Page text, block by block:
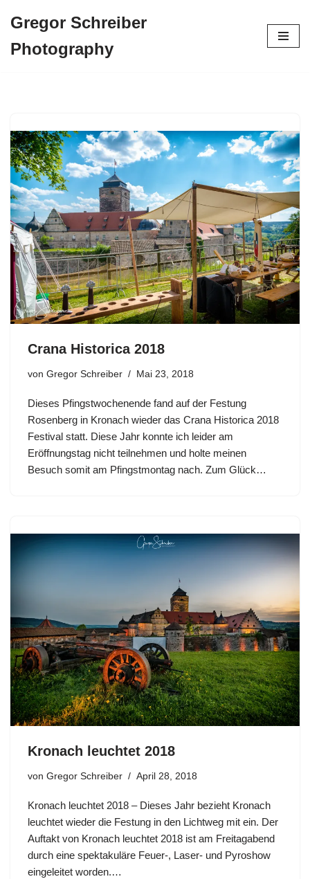
Inhalt
Gregor Schreiber
Photography
Crana Historica 2018
von Gregor Schreiber Mai 23, 2018
Dieses Pfingstwochenende fand auf der Festung
Rosenberg in Kronach wieder das Crana Historica 2018
Festival statt. Diese Jahr konnte ich leider am
Eröffnungstag nicht teilnehmen und holte meinen
Besuch somit am Pfingstmontag nach. Zum Glück…
Kronach leuchtet 2018
von Gregor Schreiber April 28, 2018
Kronach leuchtet 2018 – Dieses Jahr bezieht Kronach
leuchtet wieder die Festung in den Lichtweg mit ein. Der
Auftakt von Kronach leuchtet 2018 ist am Freitagabend
durch eine spektakuläre Feuer-, Laser- und Pyroshow
eingeleitet worden.…